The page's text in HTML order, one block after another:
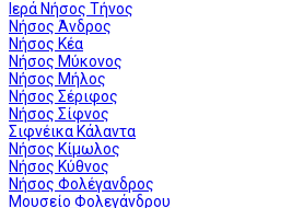
Ιερά Νήσος Τήνος
Νήσος Άνδρος
Νήσος Κέα
Νήσος Μύκονος
Νήσος Μήλος
Νήσος Σέριφος
Νήσος Σίφνος
Σιφνέικα Κάλαντα
Νήσος Κίμωλος
Νήσος Κύθνος
Νήσος Φολέγανδρος
Μουσείο Φολεγάνδρου